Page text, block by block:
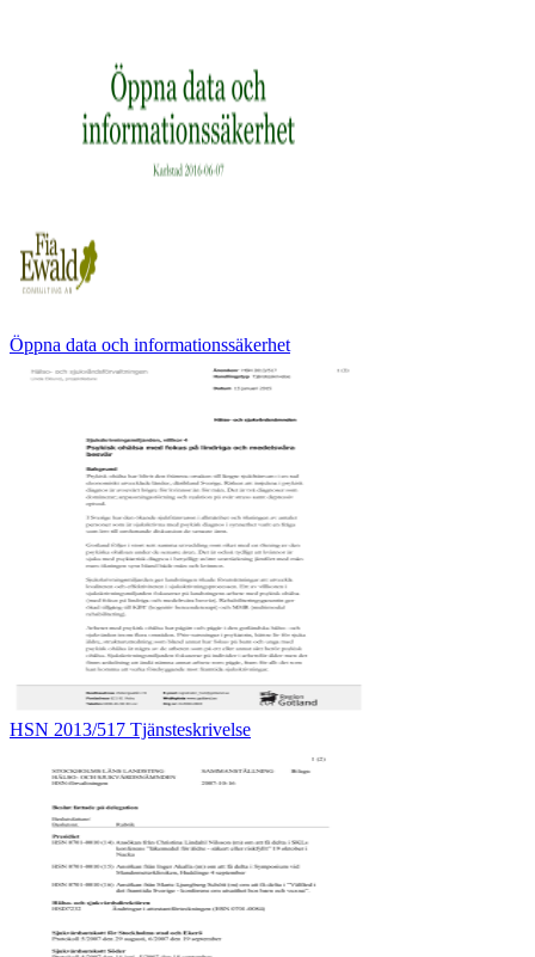
Öppna data och informationssäkerhet
HSN 2013/517 Tjänsteskrivelse